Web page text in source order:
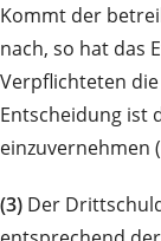
Kommt der
nach, so hat das
Verpflichteten
Entscheidung ist
einzuvernehmen (
(3) Der